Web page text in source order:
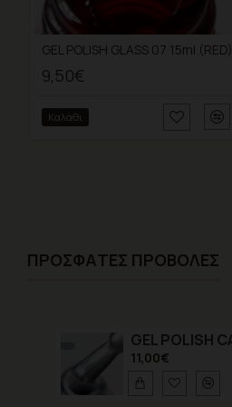
GEL POLISH GLASS 07 15ml (RED)
9,50€
Καλάθι
ΠΡΌΣΦΑTΕΣ ΠΡΟΒΟΛΈΣ
11,00€